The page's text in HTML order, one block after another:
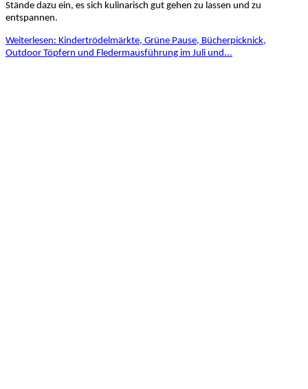
Stände dazu ein, es sich kulinarisch gut gehen zu lassen und zu
entspannen.
Weiterlesen: Kindertrödelmärkte, Grüne Pause, Bücherpicknick,
Outdoor Töpfern und Fledermausführung im Juli und...